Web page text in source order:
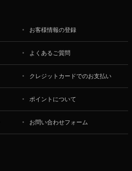
お客様情報の登録
よくあるご質問
クレジットカードでのお支払い
ポイントについて
お問い合わせフォーム